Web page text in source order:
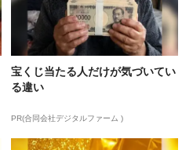
宝くじ当たる人だけが気づいてい
る違い
PR(合同会社デジタルファーム )